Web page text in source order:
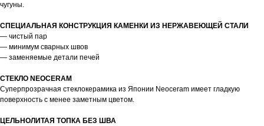
чугуны.
СПЕЦИАЛЬНАЯ КОНСТРУКЦИЯ КАМЕНКИ ИЗ НЕРЖАВЕЮЩЕЙ СТАЛИ
— чистый пар
— минимум сварных швов
— заменяемые детали печей
СТЕКЛО NEOCERAM
Суперпрозрачная стеклокерамика из Японии Neoceram имеет гладкую
поверхность с менее заметным цветом.
ЦЕЛЬНОЛИТАЯ ТОПКА БЕЗ ШВА